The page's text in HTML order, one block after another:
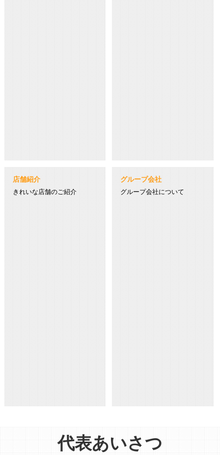
店舗紹介
きれいな店舗のご紹介
グループ会社
グループ会社について
代表あいさつ